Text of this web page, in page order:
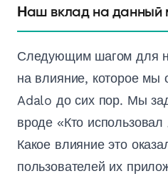
Наш вклад на данный
Следующим шагом для
на влияние, которое мы
Adalo до сих пор. Мы
вроде «Кто
Какое влияние это
пользователей их